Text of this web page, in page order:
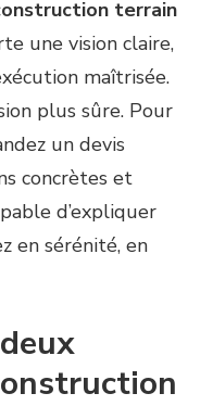
terrain
une vision claire,
maîtrisée.
plus sûre. Pour
un devis
concrètes et
d’expliquer
en sérénité, en